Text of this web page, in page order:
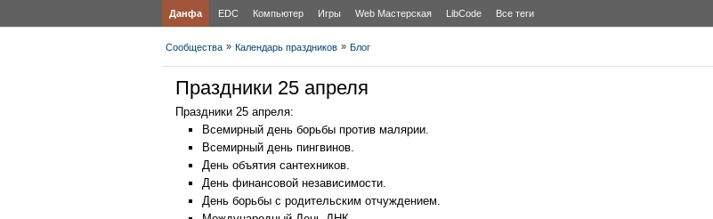
Данфа EDC Компьютер Игры Web Мастерская LibCode Все теги
Сообщества » Календарь праздников » Блог
Праздники 25 апреля
Праздники 25 апреля:
Всемирный день борьбы против малярии.
Всемирный день пингвинов.
День объятия сантехников.
День финансовой независимости.
День борьбы с родительским отчуждением.